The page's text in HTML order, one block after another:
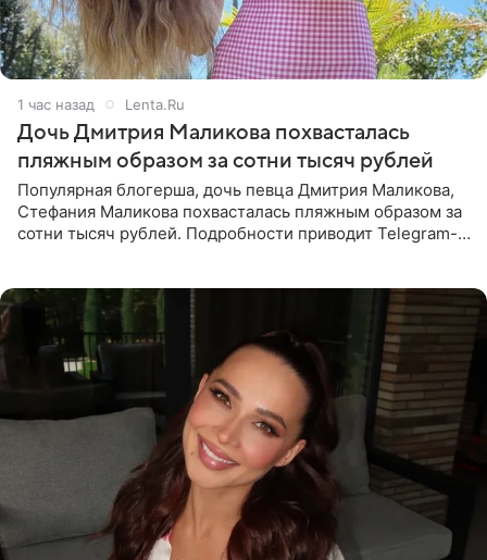
1 час назад Lenta.Ru
Дочь Дмитрия Маликова похвасталась
пляжным образом за сотни тысяч рублей
Популярная блогерша, дочь певца Дмитрия Маликова,
Стефания Маликова похвасталась пляжным образом за
сотни тысяч рублей. Подробности приводит Telegram-